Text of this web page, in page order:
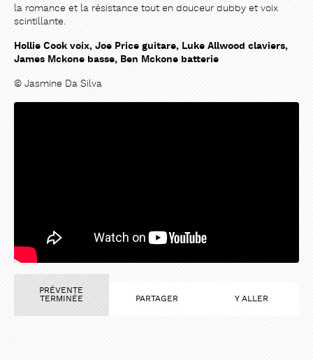
la romance et la résistance tout en douceur dubby et voix
scintillante.
Hollie Cook voix, Joe Price guitare, Luke Allwood claviers,
James Mckone basse, Ben Mckone batterie
© Jasmine Da Silva
PRÉVENTE
TERMINÉE PARTAGER Y ALLER